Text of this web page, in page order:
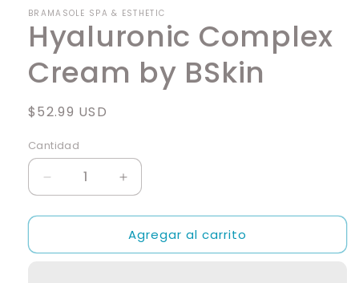
una
ventana
modal
BRAMASOLE SPA & ESTHETIC
Hyaluronic Complex
Cream by BSkin
Precio
$52.99 USD
Cantidad
Cantidad
Reducir
cantidad
para
Complex
Aumentar
cantidad
para
Hyaluronic
Complex
Agregar al carrito